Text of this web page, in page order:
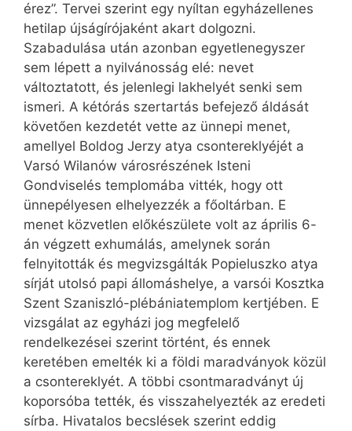
érez”. Tervei szerint egy nyíltan egyházellenes
hetilap újságírójaként akart dolgozni.
Szabadulása után azonban egyetlenegyszer
sem lépett a nyilvánosság elé: nevet
változtatott, és jelenlegi lakhelyét senki sem
ismeri. A kétórás szertartás befejező áldását
követően kezdetét vette az ünnepi menet,
amellyel Boldog Jerzy atya csontereklyéjét a
Varsó Wilanów városrészének Isteni
Gondviselés templomába vitték, hogy ott
ünnepélyesen elhelyezzék a főoltárban. E
menet közvetlen előkészülete volt az április 6-
án végzett exhumálás, amelynek során
felnyitották és megvizsgálták Popieluszko atya
sírját utolsó papi állomáshelye, a varsói Kosztka
Szent Szaniszló-plébániatemplom kertjében. E
vizsgálat az egyházi jog megfelelő
rendelkezései szerint történt, és ennek
keretében emelték ki a földi maradványok közül
a csontereklyét. A többi csontmaradványt új
koporsóba tették, és visszahelyezték az eredeti
sírba. Hivatalos becslések szerint eddig